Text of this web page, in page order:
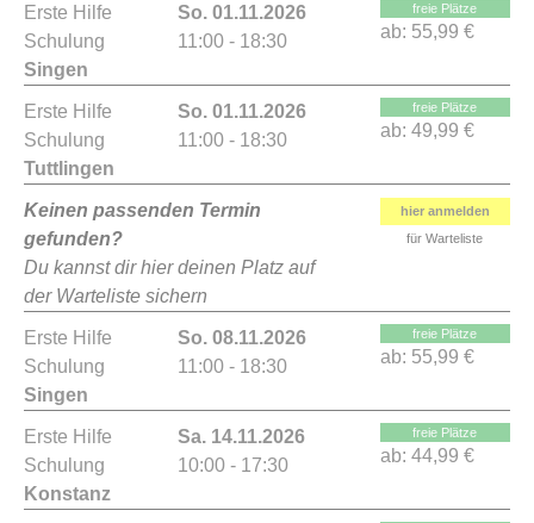
Erste Hilfe
Schulung
Singen
So. 01.11.2026
11:00 - 18:30
freie Plätze
ab: 55,99 €
Erste Hilfe
Schulung
Tuttlingen
So. 01.11.2026
11:00 - 18:30
freie Plätze
ab: 49,99 €
Keinen passenden Termin
gefunden?
Du kannst dir hier deinen Platz auf
der Warteliste sichern
hier anmelden
für Warteliste
Erste Hilfe
Schulung
Singen
So. 08.11.2026
11:00 - 18:30
freie Plätze
ab: 55,99 €
Erste Hilfe
Schulung
Konstanz
Sa. 14.11.2026
10:00 - 17:30
freie Plätze
ab: 44,99 €